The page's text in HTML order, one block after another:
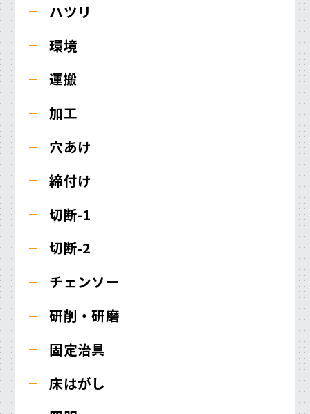
ハツリ
環境
運搬
加工
穴あけ
締付け
切断-1
切断-2
チェンソー
研削・研磨
固定治具
床はがし